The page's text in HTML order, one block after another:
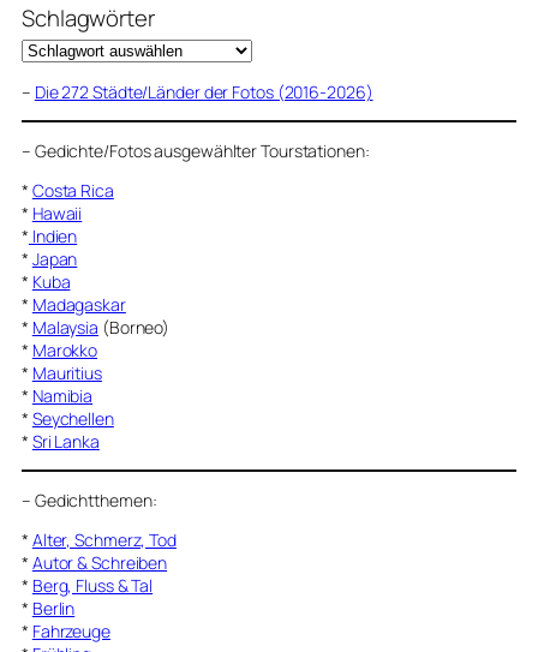
Schlagwörter
– Die 272 Städte/Länder der Fotos (2016-2026)
– Gedichte/Fotos ausgewählter Tourstationen:
* Costa Rica
* Hawaii
* Indien
* Japan
* Kuba
* Madagaskar
* Malaysia (Borneo)
* Marokko
* Mauritius
* Namibia
* Seychellen
* Sri Lanka
– Gedichtthemen:
* Alter, Schmerz, Tod
* Autor & Schreiben
* Berg, Fluss & Tal
* Berlin
* Fahrzeuge